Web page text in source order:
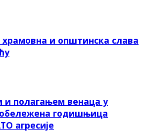
и општинска слава
и полагањем венаца у
годишњица
агресије